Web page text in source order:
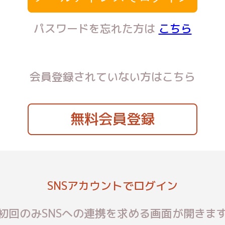
パスワードを忘れた方は こちら
会員登録されていない方はこちら
無料会員登録
SNSアカウントでログイン
回のみSNSへの連携を求める画面が開きま